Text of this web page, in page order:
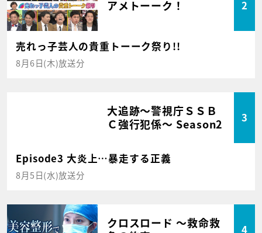
アメトーーク！ 2
売れっ子芸人の貴重トーーク祭り!!
8月6日(木)放送分
大追跡～警視庁ＳＳＢ
Ｃ強行犯係～ Season2
3
Episode3 大炎上…暴走する正義
8月5日(水)放送分
クロスロード ～救命救
4